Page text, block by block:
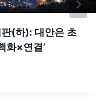
판(하): 대안은 초
화×연결’